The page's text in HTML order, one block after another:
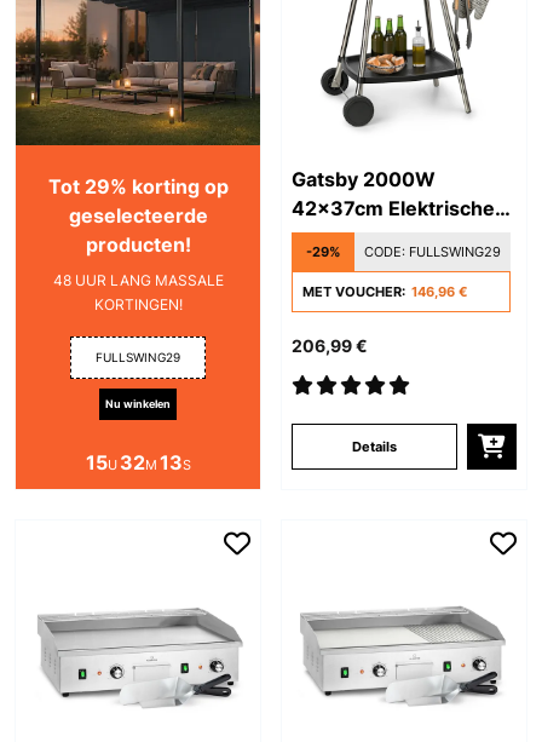
Tot 29% korting op
geselecteerde
producten!
48 UUR LANG MASSALE
KORTINGEN!
FULLSWING29
Nu winkelen
15U 32M 12S
Gatsby 2000W
42x37cm Elektrische
BBQ Zilver
-29% CODE: FULLSWING29
MET VOUCHER: 146,96 €
206,99 €
Details